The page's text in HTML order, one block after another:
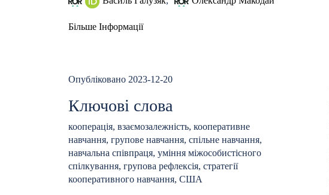
Більше Інформації
Опубліковано 2023-12-20
Ключові слова
кооперація, взаємозалежність, кооперативне
навчання, групове навчання, спільне навчання,
навчальна співпраця, уміння міжособистісного
спілкування, групова рефлексія, стратегії
кооперативного навчання, США